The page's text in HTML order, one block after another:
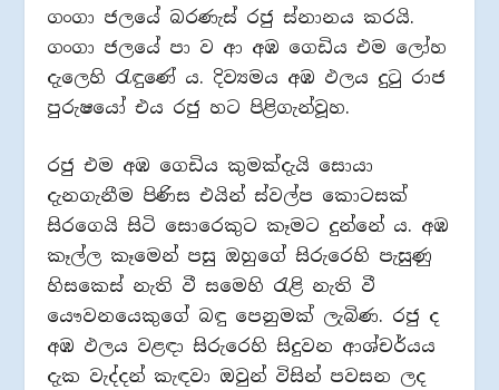
ගංගා ජලයේ බරණැස් රජු ස්නානය කරයි.
ගංගා ජලයේ පා ව ආ අඹ ගෙඩිය එම ලෝහ
දැලෙහි රැඳුණේ ය. දිව්‍යමය අඹ ඵලය දුටු රාජ
පුරුෂයෝ එය රජු හට පිළිගැන්වූහ.
රජු එම අඹ ගෙඩිය කුමක්දැයි සොයා
දැනගැනීම පිණිස එයින් ස්වල්ප කොටසක්
සිරගෙයි සිටි සොරෙකුට කෑමට දුන්නේ ය. අඹ
කෑල්ල කෑමෙන් පසු ඔහුගේ සිරුරෙහි පැසුණු
හිසකෙස් නැති වී සමෙහි රැළි නැති වී
යෞවනයෙකුගේ බඳු පෙනුමක් ලැබිණ. රජු ද
අඹ ඵලය වළඳා සිරුරෙහි සිදුවන ආශ්චර්යය
දැක වැද්දන් කැඳවා ඔවුන් විසින් පවසන ලද